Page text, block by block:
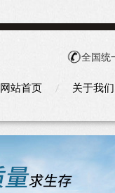
全国统
网站首页 关于我们